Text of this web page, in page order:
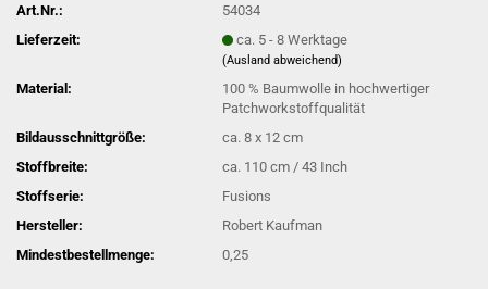
Art.Nr.:
54034
Lieferzeit:
ca. 5 - 8 Werktage
(Ausland abweichend)
Material:
100 % Baumwolle in hochwertiger
Patchworkstoffqualität
Bildausschnittgröße:
ca. 8 x 12 cm
Stoffbreite:
ca. 110 cm / 43 Inch
Stoffserie:
Fusions
Hersteller:
Robert Kaufman
Mindestbestellmenge:
0,25